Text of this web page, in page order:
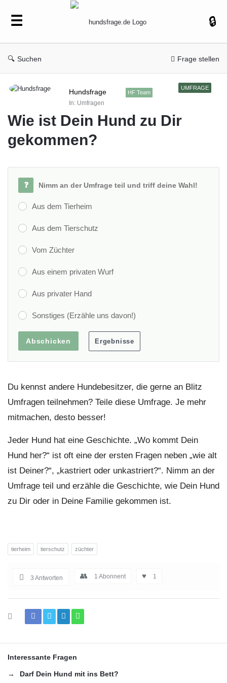
hundsfrage.de
Suchen Frage stellen
hundsfrage.de
Fragen
UMFRAGE
Hundsfrage HF Team
In: Umfragen
Wie ist Dein Hund zu Dir
gekommen?
Nimm an der Umfrage teil und triff deine Wahl!
Aus dem Tierheim
Aus dem Tierschutz
Vom Züchter
Aus einem privaten Wurf
Aus privater Hand
Sonstiges (Erzähle uns davon!)
Du kennst andere Hundebesitzer, die gerne an Blitz
Umfragen teilnehmen? Teile diese Umfrage. Je mehr
mitmachen, desto besser!
Jeder Hund hat eine Geschichte. „Wo kommt Dein
Hund her?“ ist oft eine der ersten Fragen neben „wie alt
ist Deiner?“, „kastriert oder unkastriert?“. Nimm an der
Umfrage teil und erzähle die Geschichte, wie Dein Hund
zu Dir oder in Deine Familie gekommen ist.
tierheim tierschutz züchter
3 Antworten 1 Abonnent 1
Interessante Fragen
Darf Dein Hund mit ins Bett?